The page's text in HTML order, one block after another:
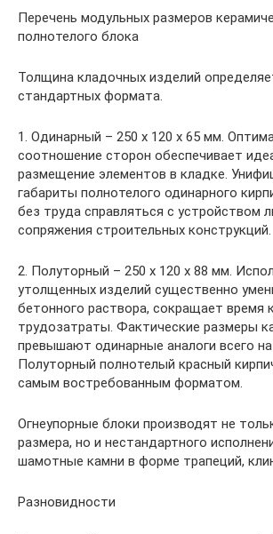
Перечень модульных размеров
полнотелого блока
Толщина кладочных изделий
стандартных формата.
1. Одинарный – 250 ­х 120 х 65 мм.
соотношение сторон обеспечивает
размещение элементов в кладке.
габариты полнотелого одинарного
без труда справляться с устройством
сопряжения строительных конструкций.
2. Полуторный – 250 х 120 х 88 мм.
утолщенных изделий существенно
бетонного раствора, сокращает время
трудозатраты. Фактические размеры
превышают одинарные аналоги всего на
Полуторный полнотелый красный
самым востребованным форматом.
Огнеупорные блоки производят не
размера, но и нестандартного
шамотные камни в форме трапеций,
Разновидности